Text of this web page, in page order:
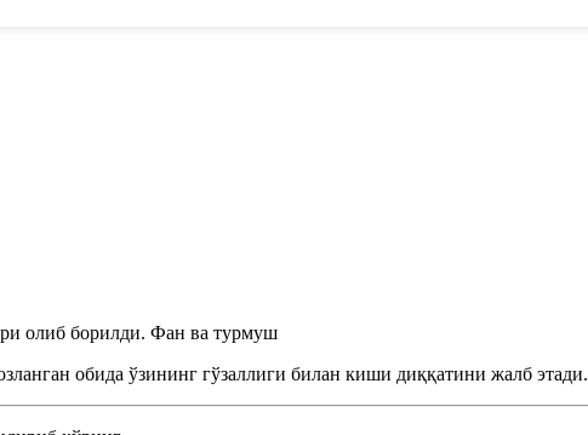
олиб борилди. Фан ва турмуш
обида ўзининг гўзаллиги билан киши диққатини жалб этади.